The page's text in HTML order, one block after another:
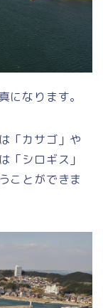
になります。
「カサゴ」や
「シロギス」
ことができま